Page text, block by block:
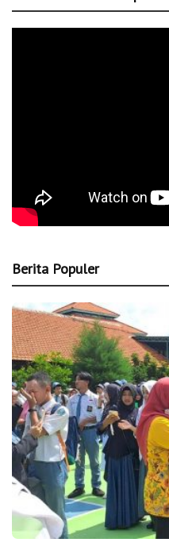
Berita Populer